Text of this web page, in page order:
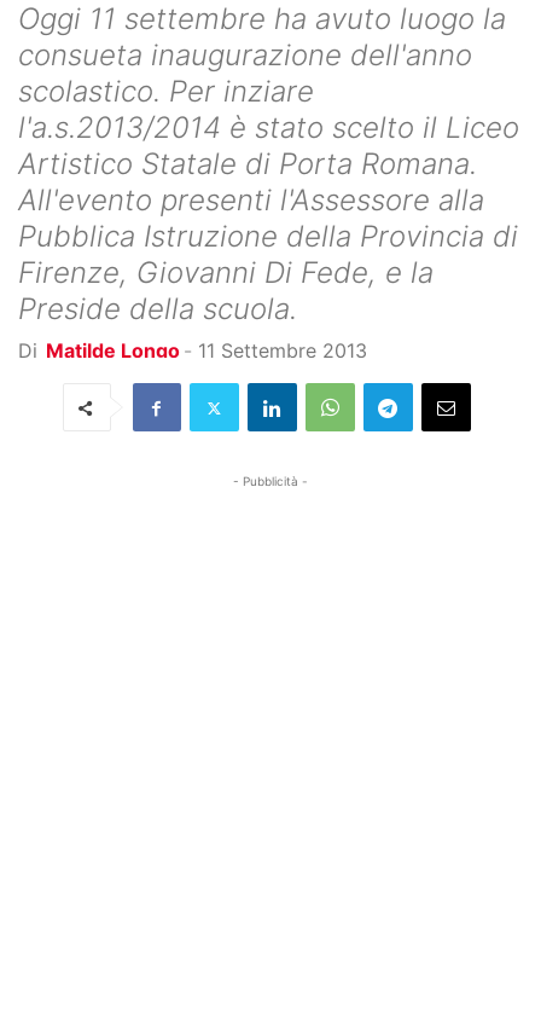
Oggi 11 settembre ha avuto luogo la
consueta inaugurazione dell'anno
scolastico. Per inziare
l'a.s.2013/2014 è stato scelto il Liceo
Artistico Statale di Porta Romana.
All'evento presenti l'Assessore alla
Pubblica Istruzione della Provincia di
Firenze, Giovanni Di Fede, e la
Preside della scuola.
Di Matilde Longo - 11 Settembre 2013
- Pubblicità -